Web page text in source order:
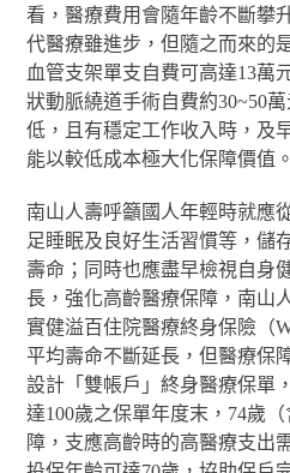
看，醫療費用會隨年齡不斷攀
代醫療雖進步，但隨之而來的
血管支架單支自費可高達13萬
狀動脈繞道手術自費約30~50
低，且有穩定工作收入時，及
能以較低成本極大化保障價值。
南山人壽呼籲國人年輕時就應
足睡眠及良好生活習慣等，儲
壽命；同時也應盡早檢視自身
長，強化高齡醫療保障，南山
實健溢百住院醫療終身保險（
平均壽命不斷延長，但醫療保
設計「雙帳戶」終身醫療保單
達100歲之保單年度末，74歲
障，支應高齡時的高醫療支出